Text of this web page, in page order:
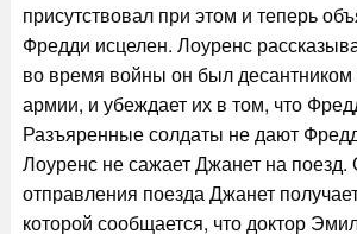
присутствовал при этом и теперь
Фредди исцелен. Лоуренс
во время войны он был десантником
армии, и убеждает их в том, что
Разъяренные солдаты не дают
Лоуренс не сажает Джанет на
отправления поезда Джанет
которой сообщается, что доктор